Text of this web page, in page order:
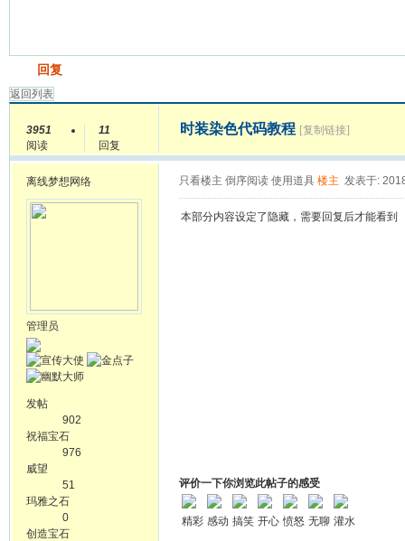
回复
返回列表
3951
阅读
11
回复
时装染色代码教程 [复制链接]
离线梦想网络
管理员
发帖
902
祝福宝石
976
威望
51
玛雅之石
0
创造宝石
只看楼主 倒序阅读 使用道具 楼主 发表于:
本部分内容设定了隐藏，需要回复后才能看到
评价一下你浏览此帖子的感受
精彩 感动 搞笑 开心 愤怒 无聊 灌水